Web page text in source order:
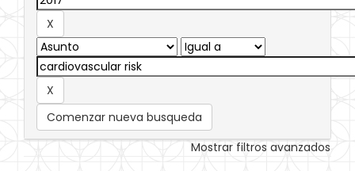
Comenzar nueva busqueda
Mostrar filtros avanzados